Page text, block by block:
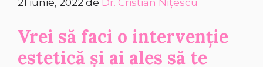
Vrei să faci o intervenție
estetică și ai ales să te